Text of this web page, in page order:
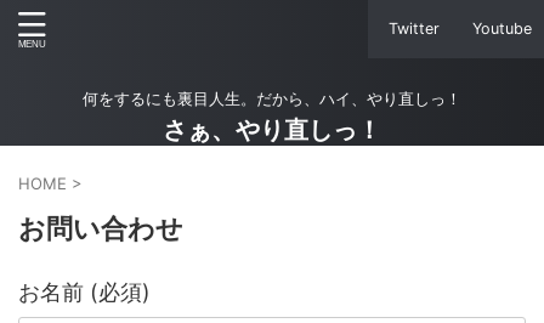
Twitter Youtube
何をするにも裏目人生。だから、ハイ、やり直しっ！
さぁ、やり直しっ！
HOME >
お問い合わせ
お名前 (必須)